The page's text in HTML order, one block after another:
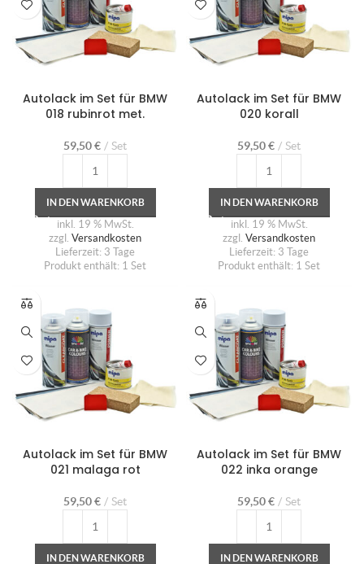
Autolack im Set für BMW
018 rubinrot met.
59,50€ Set
IN DEN WARENKORB
inkl. 19 % MwSt.
zzgl. Versandkosten
Lieferzeit: 3 Tage
Produkt enthält: 1 Set
Autolack im Set für BMW
020 korall
59,50€ Set
IN DEN WARENKORB
inkl. 19 % MwSt.
zzgl. Versandkosten
Lieferzeit: 3 Tage
Produkt enthält: 1 Set
Autolack im Set für BMW
021 malaga rot
59,50€ Set
IN DEN WARENKORB
Autolack im Set für BMW
022 inka orange
59,50€ Set
IN DEN WARENKORB